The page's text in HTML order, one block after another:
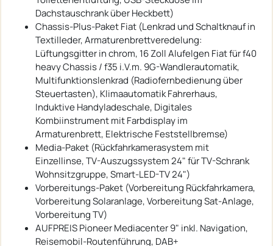
Dachstauschrank über Heckbett)
Chassis-Plus-Paket Fiat (Lenkrad und Schaltknauf in
Textilleder, Armaturenbrettveredelung:
Lüftungsgitter in chrom, 16 Zoll Alufelgen Fiat für f40
heavy Chassis / f35 i.V.m. 9G-Wandlerautomatik,
Multifunktionslenkrad (Radiofernbedienung über
Steuertasten), Klimaautomatik Fahrerhaus,
Induktive Handyladeschale, Digitales
Kombiinstrument mit Farbdisplay im
Armaturenbrett, Elektrische Feststellbremse)
Media-Paket (Rückfahrkamerasystem mit
Einzellinse, TV-Auszugssystem 24" für TV-Schrank
Wohnsitzgruppe, Smart-LED-TV 24")
Vorbereitungs-Paket (Vorbereitung Rückfahrkamera,
Vorbereitung Solaranlage, Vorbereitung Sat-Anlage,
Vorbereitung TV)
AUFPREIS Pioneer Mediacenter 9" inkl. Navigation,
Reisemobil-Routenführung, DAB+